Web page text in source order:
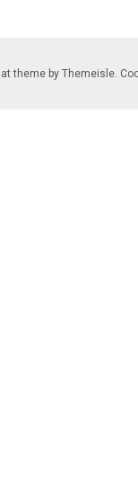
theme by Themeisle.